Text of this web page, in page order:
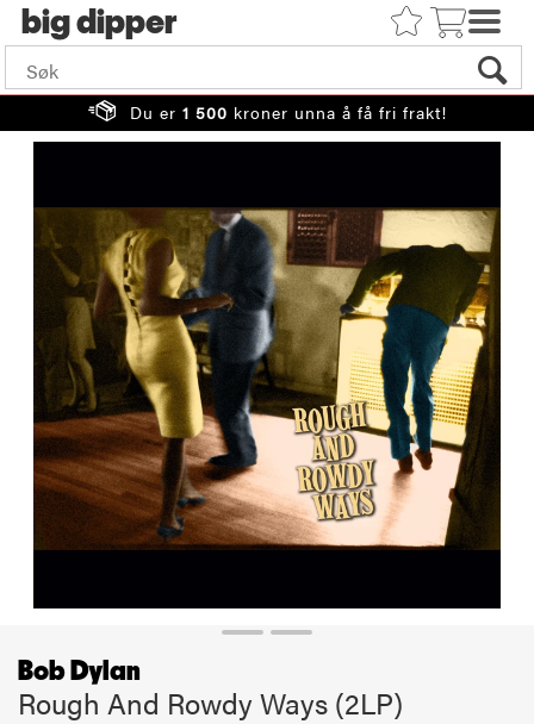
big
Du er 1 500 kroner unna å få fri frakt!
Bob Dylan
Rough And Rowdy Ways (2LP)